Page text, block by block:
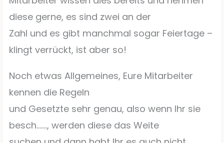
diese gerne, es sind zwei an der
Zahl und es gibt manchmal sogar Feiertage –
klingt verrückt, ist aber so!
Noch etwas Allgemeines, Eure Mitarbeiter
kennen die Regeln
und Gesetzte sehr genau, also wenn Ihr sie
besch……., werden diese das Weite